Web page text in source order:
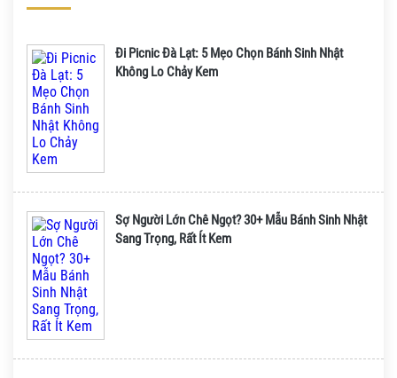
Đi Picnic Đà Lạt: 5 Mẹo Chọn Bánh Sinh Nhật
Không Lo Chảy Kem
Sợ Người Lớn Chê Ngọt? 30+ Mẫu Bánh Sinh Nhật
Sang Trọng, Rất Ít Kem